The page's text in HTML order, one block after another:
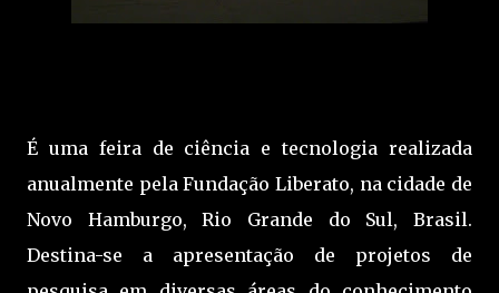
É uma feira de ciência e tecnologia realizada
anualmente pela Fundação Liberato, na cidade de
Novo Hamburgo, Rio Grande do Sul, Brasil.
Destina-se a apresentação de projetos de